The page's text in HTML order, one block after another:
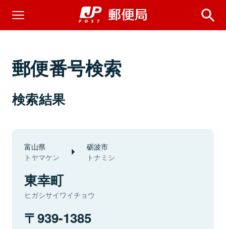
郵便番号検索
検索結果
富山県
トヤマケン
砺波市
トナミシ
東幸町
ヒガシサイワイチョウ
939-1385